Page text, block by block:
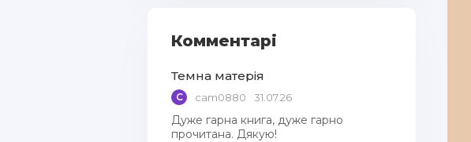
Комментарі
Темна матерія
C cam0880 31.07.26
Дуже гарна книга, дуже гарно
прочитана. Дякую!